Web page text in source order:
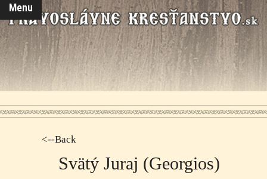
Menu
<--Back
Svätý Juraj (Georgios)